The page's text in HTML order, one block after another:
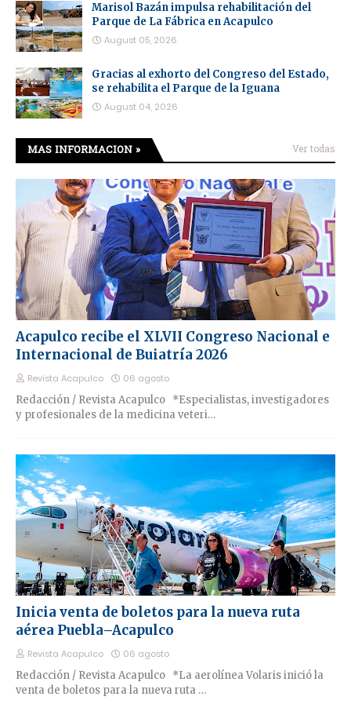
Marisol Bazán impulsa rehabilitación del
Parque de La Fábrica en Acapulco
August 05, 2026
Gracias al exhorto del Congreso del Estado,
se rehabilita el Parque de la Iguana
August 04, 2026
MAS INFORMACION » Ver todas
Acapulco recibe el XLVII Congreso Nacional e
Internacional de Buiatría 2026
Revista Acapulco 06 agosto
Redacción / Revista Acapulco *Especialistas, investigadores
y profesionales de la medicina veteri…
Inicia venta de boletos para la nueva ruta
aérea Puebla–Acapulco
Revista Acapulco 06 agosto
Redacción / Revista Acapulco *La aerolínea Volaris inició la
venta de boletos para la nueva ruta …